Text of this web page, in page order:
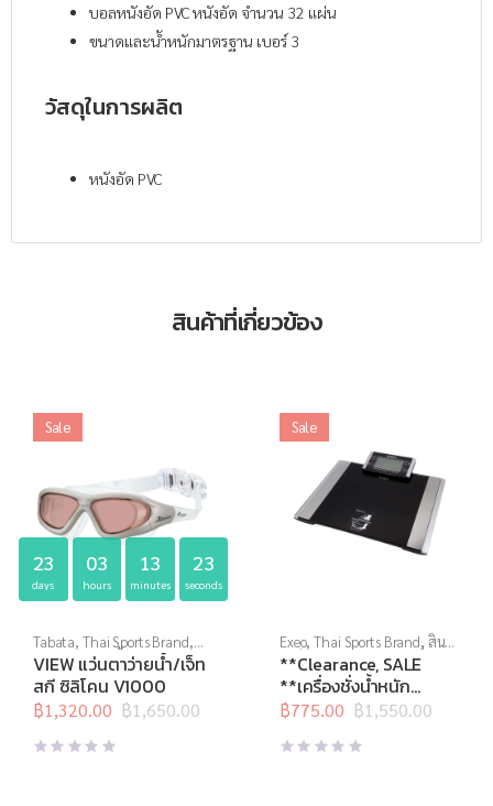
บอลหนังอัด PVC หนังอัด จำนวน 32 แผ่น
ขนาดและน้ำหนักมาตรฐาน เบอร์ 3
วัสดุในการผลิต
หนังอัด PVC
สินค้าที่เกี่ยวข้อง
Sale
23
days
03
hours
13
minutes
22
seconds
Tabata, Thai Sports Brand,
View,กีฬาทางน้ำ,แว่นตาว่าย
น้ำ,แว่นตาว่ายน้ำทั่วไป
VIEW แว่นตาว่ายน้ำ/เจ็ท
สกี ซิลิโคน V1000
฿1,650.00
Original
price
was:
฿1,320.00
Current
price
is:
Sale
Exeo,Thai Sports Brand, สิน
ค้าล็อตสุดท้าย,อุปกรณ์เพื่อ
สุขภาพ,เครื่องชั่งน้ำหนัก,
ชั่งน้ำหนักวัดไขมัน
**Clearance, SALE
**เครื่องชั่งน้ำหนัก
ดิจิตอล Body Fat
฿1,550.00
Original
price
was:
฿775.00
Current
price
is: